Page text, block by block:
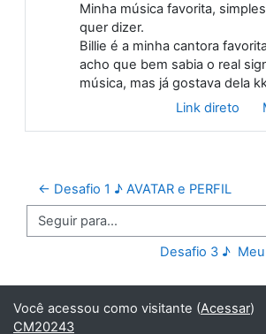
Minha música favorita,
quer dizer.
Billie é a minha cantora
acho que bem sabia o real
música, mas já gostava dela
Link direto
← Desafio 1 ♪ AVATAR e PERFIL
Seguir para...
Desafio 3 ♪
Você acessou como visitante (Acessar)
CM20243